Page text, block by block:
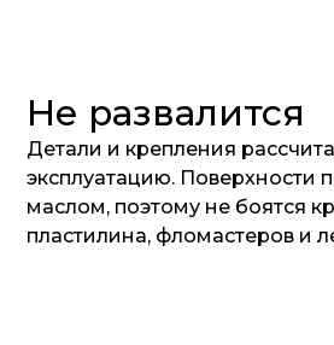
Не развалится
Детали и крепления
эксплуатацию. Поверхности
маслом, поэтому не боятся
пластилина, фломастеров и